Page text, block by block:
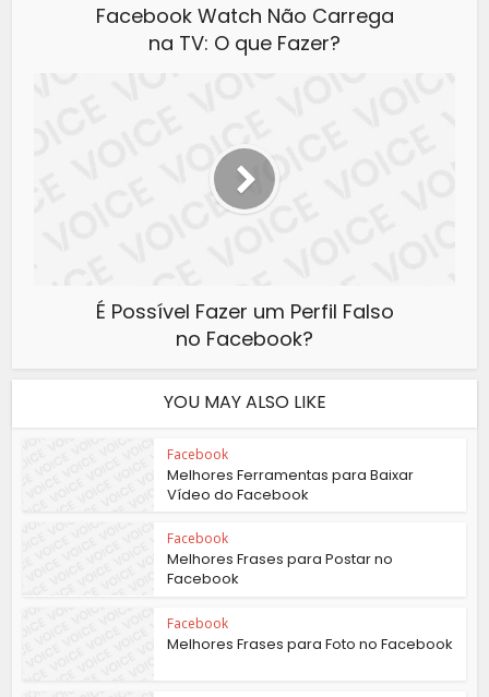
Facebook Watch Não Carrega
na TV: O que Fazer?
É Possível Fazer um Perfil Falso
no Facebook?
YOU MAY ALSO LIKE
Facebook
Melhores Ferramentas para Baixar
Vídeo do Facebook
Facebook
Melhores Frases para Postar no
Facebook
Facebook
Melhores Frases para Foto no Facebook